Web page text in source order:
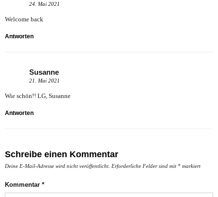
24. Mai 2021
Welcome back
Antworten
Susanne
21. Mai 2021
Wie schön!! LG, Susanne
Antworten
Schreibe einen Kommentar
Deine E-Mail-Adresse wird nicht veröffentlicht. Erforderliche Felder sind mit * markiert
Kommentar *